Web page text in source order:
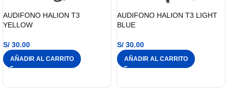
AUDIFONO HALION T3
YELLOW
S/ 30.00
AÑADIR AL CARRITO
AUDIFONO HALION T3 LIGHT
BLUE
S/ 30.00
AÑADIR AL CARRITO